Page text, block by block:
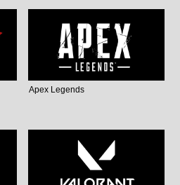
Apex Legends